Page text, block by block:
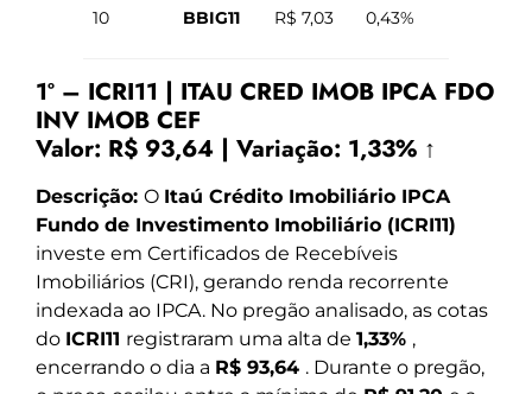
10
BBIG11 R$ 7,03 0,43%
1º – ICRI11 | ITAU CRED IMOB IPCA FDO
INV IMOB CEF
Valor: R$ 93,64 | Variação: 1,33% ↑
Descrição: O Itaú Crédito Imobiliário IPCA
Fundo de Investimento Imobiliário (ICRI11)
investe em Certificados de Recebíveis
Imobiliários (CRI), gerando renda recorrente
indexada ao IPCA. No pregão analisado, as cotas
do ICRI11 registraram uma alta de 1,33% ,
encerrando o dia a R$ 93,64 . Durante o pregão,